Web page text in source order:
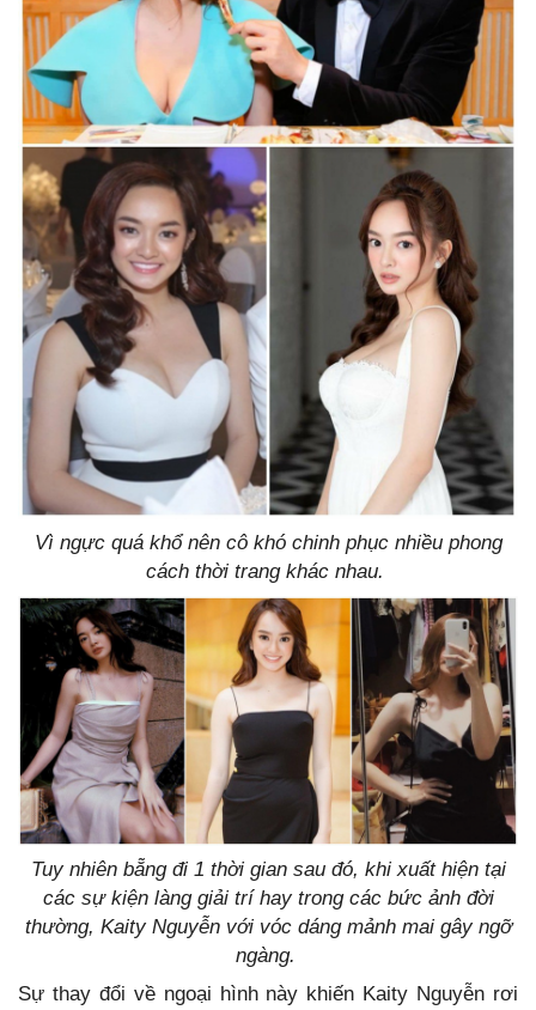
Vì ngực quá khổ nên cô khó chinh phục nhiều phong
cách thời trang khác nhau.
Tuy nhiên bẵng đi 1 thời gian sau đó, khi xuất hiện tại
các sự kiện làng giải trí hay trong các bức ảnh đời
thường, Kaity Nguyễn với vóc dáng mảnh mai gây ngỡ
ngàng.
Sự thay đổi về ngoại hình này khiến Kaity Nguyễn rơi